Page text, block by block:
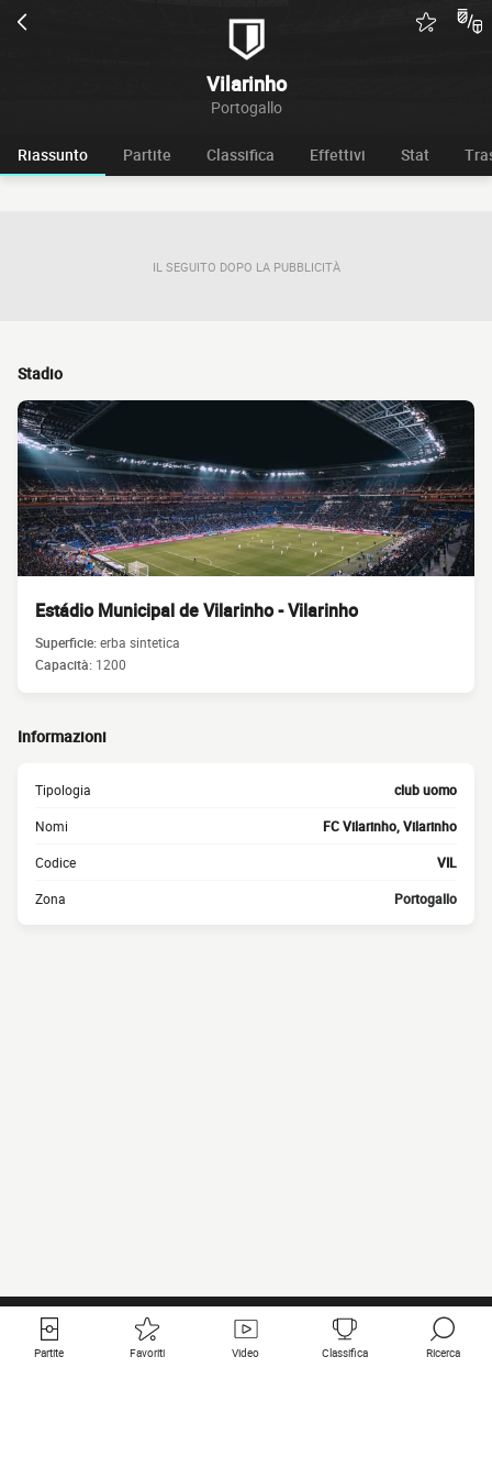
Vilarinho
Portogallo
Riassunto Partite Classifica Effettivi Stat
IL SEGUITO DOPO LA PUBBLICITÀ
Stadio
Estádio Municipal de Vilarinho - Vilarinho
Superficie:erba sintetica
Capacità: 1200
Informazioni
Tipologia club uomo
Nomi FC Vilarinho, Vilarinho
Codice VIL
Zona Portogallo
Partite Favoriti Video Classifica Ricerca